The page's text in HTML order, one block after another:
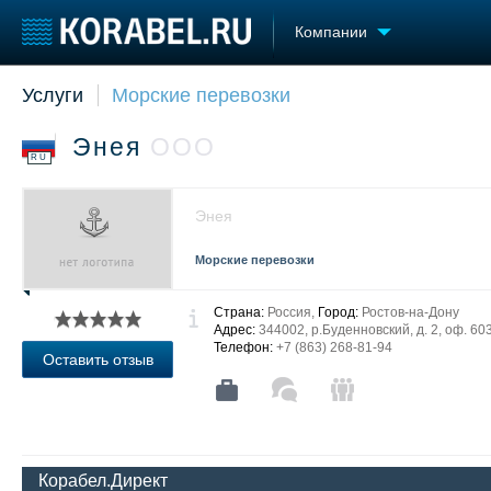
Компании
Судостроение
Новости
Репутация
Работа
Крюинг
Реклама
Торговая площадка
Продажа флота
Изделия
Услуги
Услуги Морские перевозки
RU Энея ООО
Энея
Морские перевозки
Оставить отзыв
Страна: Россия, Город: Ростов-на-Дону
Адрес: 344002, р.Буденновский, д. 2, оф. 603
Телефон: +7 (863) 268-81-94
Корабел.Директ